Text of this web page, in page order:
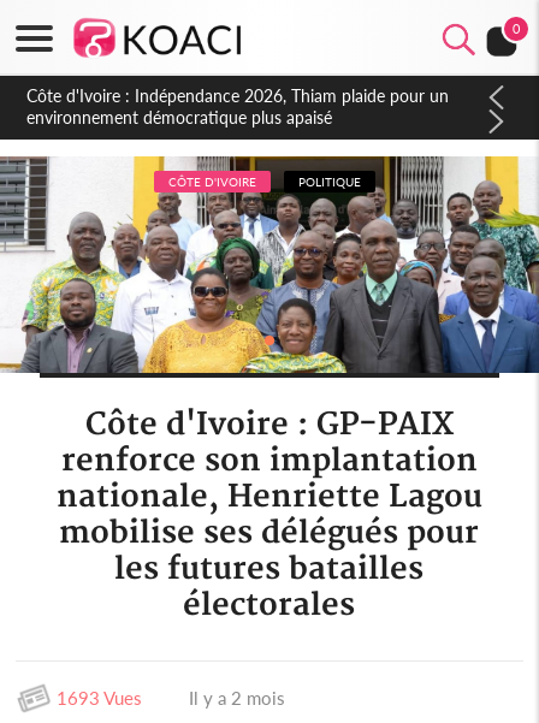
0
Côte d'Ivoire : Concours INFAS 2026, les convocations
seront disponibles à compter du samedi
CÔTE D'IVOIRE POLITIQUE
Côte d'Ivoire : GP-PAIX
renforce son implantation
nationale, Henriette Lagou
mobilise ses délégués pour
les futures batailles
électorales
1693 Vues Il y a 2 mois